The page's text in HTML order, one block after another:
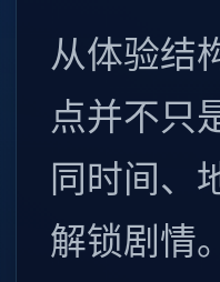
从体验结
点并不只
同时间、
解锁剧情